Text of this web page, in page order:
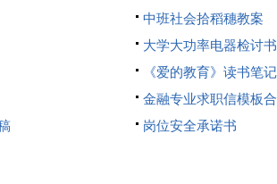
中班社会拾稻穗教案
大学大功率电器检讨书
《爱的教育》读书笔
金融专业求职信模板
岗位安全承诺书